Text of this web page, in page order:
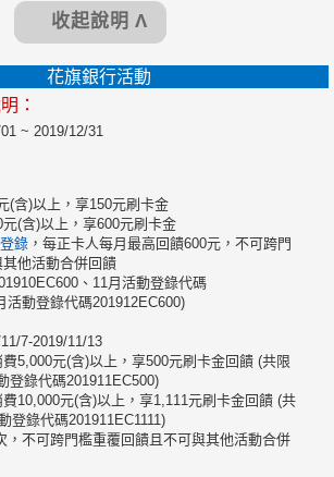
收起說明 Λ
花旗銀行活動
：
~ 2019/12/31
(含)以上，享150元刷卡金
(含)以上，享600元刷卡金
登錄 ，每正卡人每月最高回饋600元，不可跨門
他活動合併回饋
、11月活動登錄代碼
活動登錄代碼201912EC600)
7-2019/11/13
5,000元(含)以上，享500元刷卡金回饋 (共限
登錄代碼201911EC500)
10,000元(含)以上，享1,111元刷卡金回饋 (共
登錄代碼201911EC1111)
，不可跨門檻重覆回饋且不可與其他活動合併